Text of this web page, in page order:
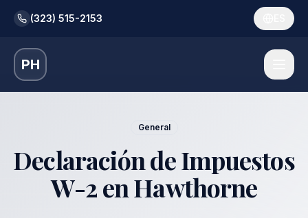
(323) 515-2153
PH
General
Declaración de Impuestos
W-2 en Hawthorne